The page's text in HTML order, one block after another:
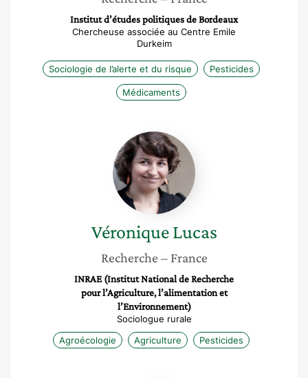
Institut d’études politiques de Bordeaux
Chercheuse associée au Centre Emile
Durkeim
Sociologie de l’alerte et du risque Pesticides
Médicaments
Véronique
Lucas
Véronique Lucas
Recherche – France
INRAE (Institut National de Recherche
pour l’Agriculture, l’alimentation et
l’Environnement)
Sociologue rurale
Agroécologie
Agriculture Pesticides